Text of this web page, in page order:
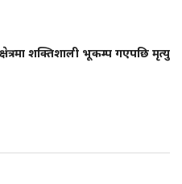
शक्तिशाली भूकम्प गएपछि मृत्यु